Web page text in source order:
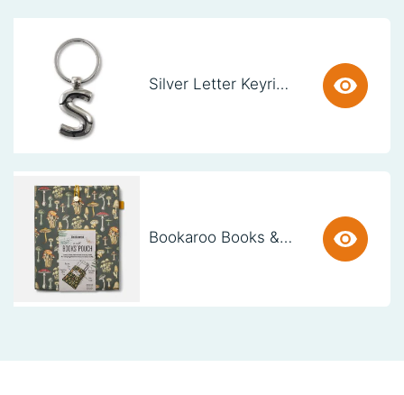
Silver Letter Keyring - S (set van 3)
Bookaroo Books & Stuff Pouch - Botanical